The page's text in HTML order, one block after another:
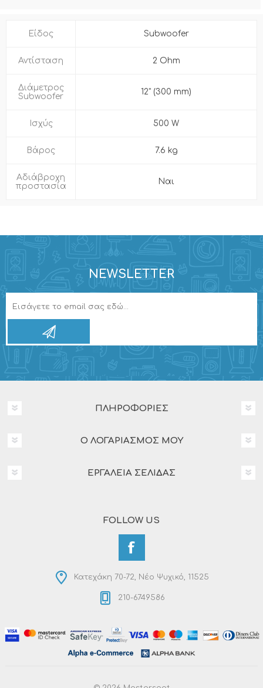
Είδος Subwoofer
Αντίσταση 2 Ohm
Διάμετρος
Subwoofer
12" (300 mm)
Ισχύς 500 W
Βάρος 7.6 kg
Αδιάβροχη
προστασία
Ναι
NEWSLETTER
ΠΛΗΡΟΦΟΡΊΕΣ
Ο ΛΟΓΑΡΙΑΣΜΌΣ ΜΟΥ
ΕΡΓΑΛΕΊΑ ΣΕΛΊΔΑΣ
FOLLOW US
Κατεχάκη 70-72, Νέο Ψυχικό, 11525
210-6749586